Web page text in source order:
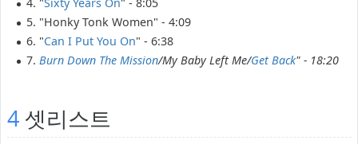
5. "Honky Tonk Women" - 4:09
6. "Can I Put You On" - 6:38
7. Burn Down The Mission/My Baby Left Me/Get Back" - 18:20
4셋리스트